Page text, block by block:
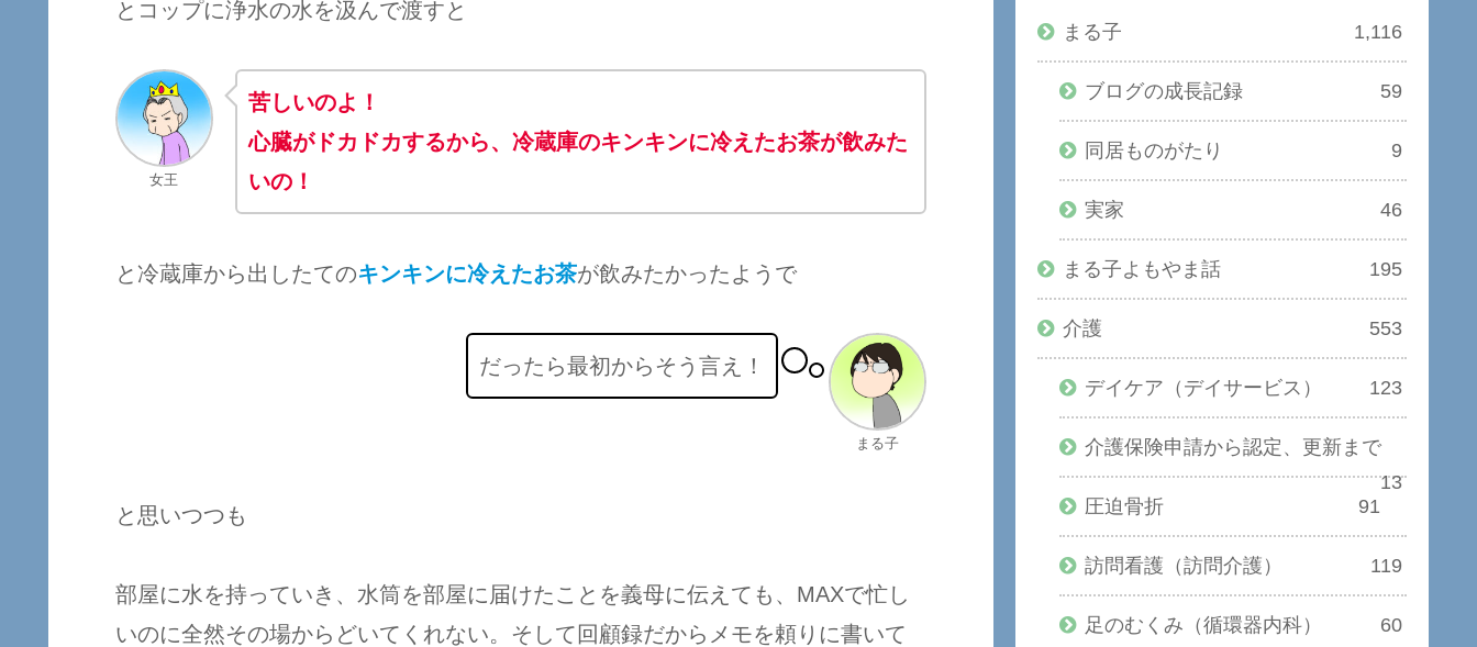
とコップに浄水の水を汲んで渡すと
女王
苦しいのよ！
心臓がドカドカするから、冷蔵庫のキンキンに冷えたお茶が飲みた
いの！
と冷蔵庫から出したてのキンキンに冷えたお茶が飲みたかったようで
まる子
だったら最初からそう言え！
と思いつつも
部屋に水を持っていき、水筒を部屋に届けたことを義母に伝えても、MAXで忙し
いのに全然その場からどいてくれない。そして回顧録だからメモを頼りに書いて
まる子 1,116
ブログの成長記録 59
同居ものがたり 9
実家 46
まる子よもやま話 195
介護 553
デイケア（デイサービス） 123
介護保険申請から認定、更新まで
13
圧迫骨折
91
訪問看護（訪問介護） 119
足のむくみ（循環器内科） 60